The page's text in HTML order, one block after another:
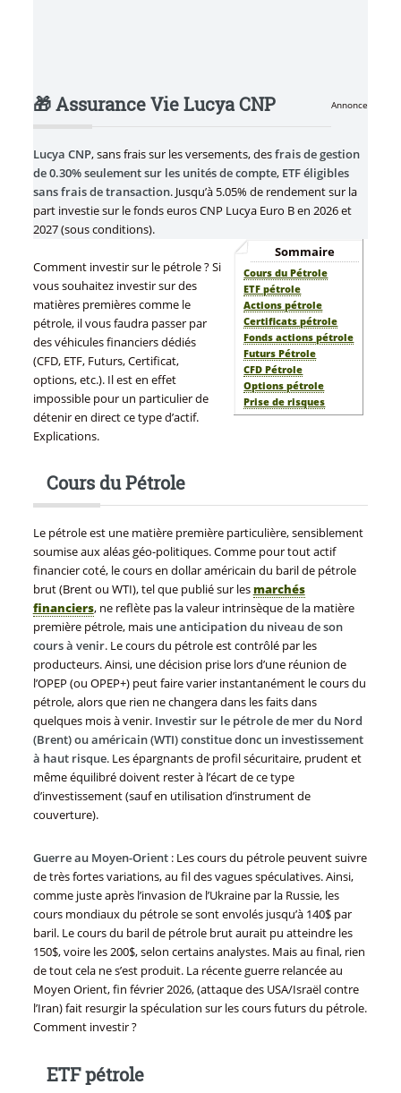
Annonce
🎁 Assurance Vie Lucya CNP
Lucya CNP, sans frais sur les versements, desfrais de gestion
de 0.30% seulement sur les unités de compte, ETF éligibles
sans frais de transaction. Jusqu’à 5.05% de rendement sur la
part investie sur le fonds euros CNP Lucya Euro B en 2026 et
2027 (sous conditions).
Sommaire
Cours du Pétrole
ETF pétrole
Actions pétrole
Certificats pétrole
Fonds actions pétrole
Futurs Pétrole
CFD Pétrole
Options pétrole
Prise de risques
Comment investir sur le pétrole ? Si
vous souhaitez investir sur des
matières premières comme le
pétrole, il vous faudra passer par
des véhicules financiers dédiés
(CFD, ETF, Futurs, Certificat,
options, etc.). Il est en effet
impossible pour un particulier de
détenir en direct ce type d’actif.
Explications.
Cours du Pétrole
Le pétrole est une matière première particulière, sensiblement
soumise aux aléas géo-politiques. Comme pour tout actif
financier coté, le cours en dollar américain du baril de pétrole
brut (Brent ou WTI), tel que publié sur lesmarchés
financiers, ne reflète pas la valeur intrinsèque de la matière
première pétrole, mais une anticipation du niveau de son
cours à venir. Le cours du pétrole est contrôlé par les
producteurs. Ainsi, une décision prise lors d’une réunion de
l’OPEP (ou OPEP+) peut faire varier instantanément le cours du
pétrole, alors que rien ne changera dans les faits dans
quelques mois à venir. Investir sur le pétrole de mer du Nord
(Brent) ou américain (WTI) constitue donc un investissement
à haut risque. Les épargnants de profil sécuritaire, prudent et
même équilibré doivent rester à l’écart de ce type
d’investissement (sauf en utilisation d’instrument de
couverture).
Guerre au Moyen-Orient: Les cours du pétrole peuvent suivre
de très fortes variations, au fil des vagues spéculatives. Ainsi,
comme juste après l’invasion de l’Ukraine par la Russie, les
cours mondiaux du pétrole se sont envolés jusqu’à 140$ par
baril. Le cours du baril de pétrole brut aurait pu atteindre les
150$, voire les 200$, selon certains analystes. Mais au final, rien
de tout cela ne s’est produit. La récente guerre relancée au
Moyen Orient, fin février 2026, (attaque des USA/Israël contre
l’Iran) fait resurgir la spéculation sur les cours futurs du pétrole.
Comment investir ?
ETF pétrole